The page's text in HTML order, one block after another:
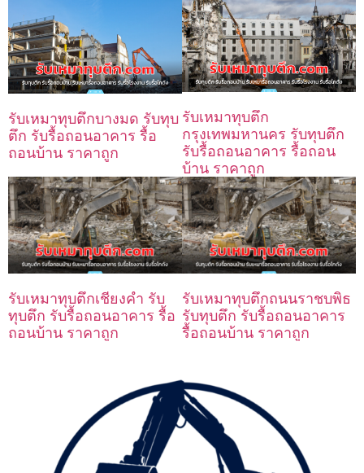
รับเหมาทุบตึกบางมด รับทุบ
ตึก รับรื้อถอนอาคาร รื้อ
ถอนบ้าน ราคาถูก
รับเหมาทุบตึก
กรุงเทพมหานคร รับทุบตึก
รับรื้อถอนอาคาร รื้อถอน
บ้าน ราคาถูก
รับเหมาทุบตึกเชียงคำ รับ
ทุบตึก รับรื้อถอนอาคาร รื้อ
ถอนบ้าน ราคาถูก
รับเหมาทุบตึกถนนราชบพิธ
รับทุบตึก รับรื้อถอนอาคาร
รื้อถอนบ้าน ราคาถูก